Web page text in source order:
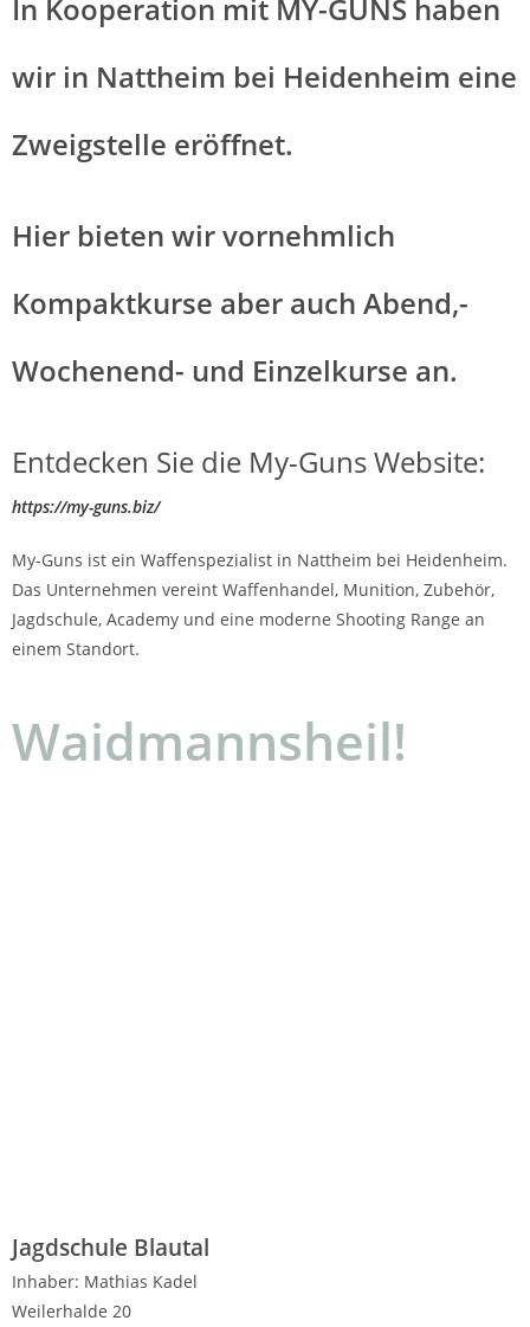
In Kooperation mit MY-GUNS haben
wir in Nattheim bei Heidenheim eine
Zweigstelle eröffnet.
Hier bieten wir vornehmlich
Kompaktkurse aber auch Abend,-
Wochenend- und Einzelkurse an.
Entdecken Sie die My-Guns Website:
https://my-guns.biz/
My-Guns ist ein Waffenspezialist in Nattheim bei Heidenheim.
Das Unternehmen vereint Waffenhandel, Munition, Zubehör,
Jagdschule, Academy und eine moderne Shooting Range an
einem Standort.
Waidmannsheil!
Jagdschule Blautal
Inhaber: Mathias Kadel
Weilerhalde 20